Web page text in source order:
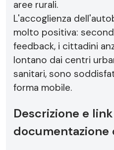
aree rurali.
L'accoglienza
molto positiva:
feedback, i cittadini
lontano dai centri
sanitari, sono
forma mobile.
Descrizione e
documentazione